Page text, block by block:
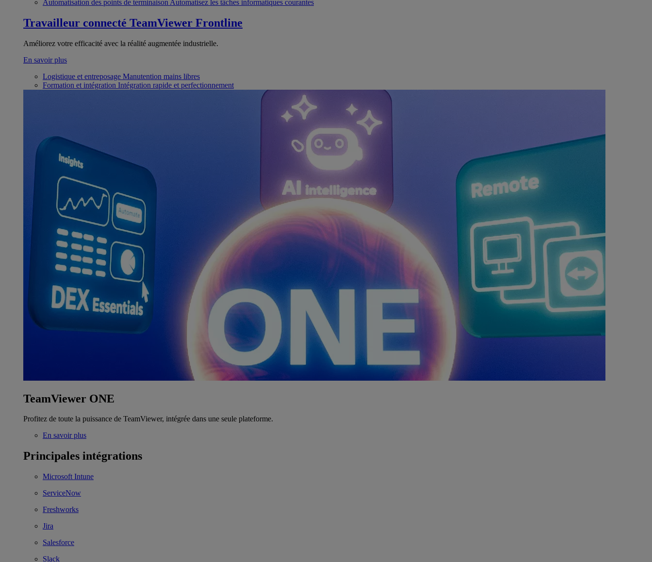
Automatisation des points de terminaison Automatisez les tâches informatiques courantes
Travailleur connecté TeamViewer Frontline
Améliorez votre efficacité avec la réalité augmentée industrielle.
En savoir plus
Logistique et entreposage Manutention mains libres
Formation et intégration Intégration rapide et perfectionnement
TeamViewer ONE
Profitez de toute la puissance de TeamViewer, intégrée dans une seule plateforme.
En savoir plus
Principales intégrations
Microsoft Intune
ServiceNow
Freshworks
Jira
Salesforce
Slack